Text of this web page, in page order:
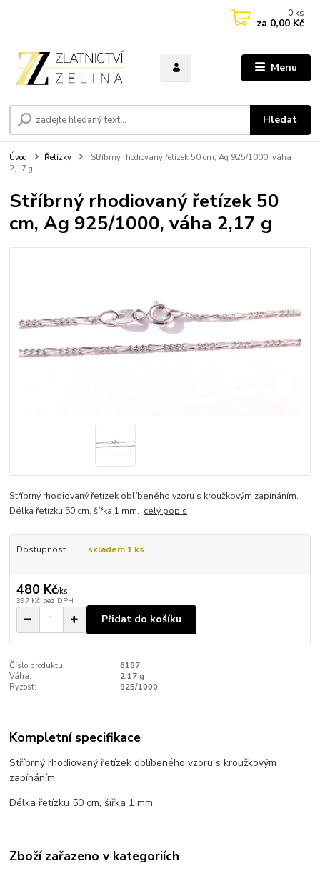
Menu
Hledat
0 ks
za 0,00 Kč
Úvod Řetízky
Stříbrný rhodiovaný řetízek 50 cm, Ag 925/1000, váha
2,17 g
Stříbrný rhodiovaný řetízek 50
cm, Ag 925/1000, váha 2,17 g
Stříbrný rhodiovaný řetízek oblíbeného vzoru s kroužkovým zapínáním.
Délka řetízku 50 cm, šířka 1 mm. celý popis
Dostupnost skladem 1 ks
480 Kč/ks
397 Kč bez DPH
Přidat do košíku
Číslo produktu:
6187
Váha:
2,17 g
Ryzost:
925/1000
Kompletní specifikace
Stříbrný rhodiovaný řetízek oblíbeného vzoru s kroužkovým
zapínáním.
Délka řetízku 50 cm, šířka 1 mm.
Zboží zařazeno v kategoriích